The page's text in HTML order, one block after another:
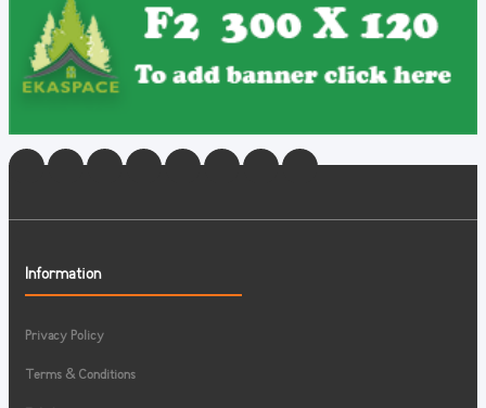
Information
Privacy Policy
Terms & Conditions